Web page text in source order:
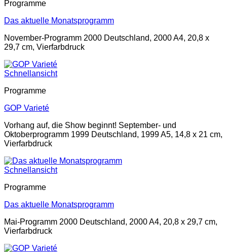
Programme
Das aktuelle Monatsprogramm
November-Programm 2000 Deutschland, 2000 A4, 20,8 x
29,7 cm, Vierfarbdruck
Schnellansicht
Programme
GOP Varieté
Vorhang auf, die Show beginnt! September- und
Oktoberprogramm 1999 Deutschland, 1999 A5, 14,8 x 21 cm,
Vierfarbdruck
Schnellansicht
Programme
Das aktuelle Monatsprogramm
Mai-Programm 2000 Deutschland, 2000 A4, 20,8 x 29,7 cm,
Vierfarbdruck